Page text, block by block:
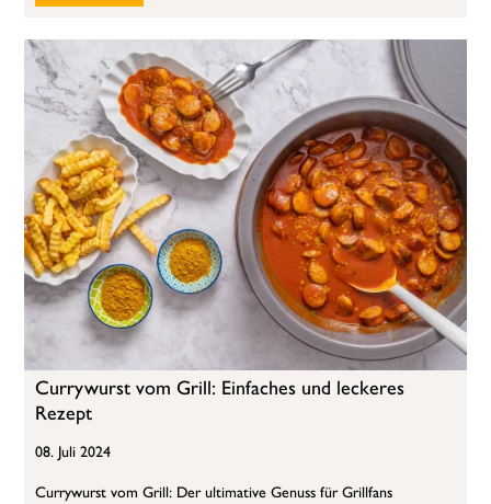
Currywurst vom Grill: Einfaches und leckeres
Rezept
08. Juli 2024
Currywurst vom Grill: Der ultimative Genuss für Grillfans